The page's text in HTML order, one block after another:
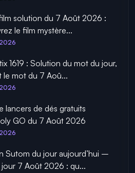
film solution du 7 Août 2026 :
le film mystère...
1619 : Solution du mot du jour,
le mot du 7 Aoû...
lancers de dés gratuits
GO du 7 Août 2026
Sutom du jour aujourd’hui –
7 Août 2026 : qu...